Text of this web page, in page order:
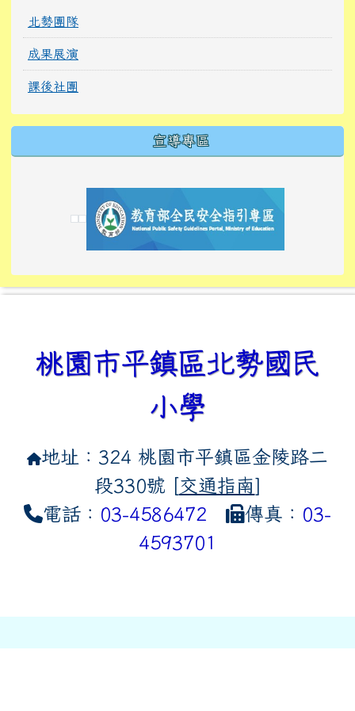
北勢團隊
成果展演
課後社團
宣導專區
link to https://
link to https://10000.gov.tw/
link to https://
link to https://10000.gov.tw/
link to https://
link to https://
link to https://i.win.org.tw/
link to https://
link to https://
link to https://
link to https://
桃園市平鎮區北勢國民
小學
地址：324 桃園市平鎮區金陵路二
段330號 [交通指南]
電話： 03-4586472 傳真： 03-
4593701